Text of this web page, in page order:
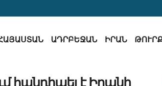
ԱԴՐԲԵՋԱՆ ԻՐԱՆ
է Իրանի